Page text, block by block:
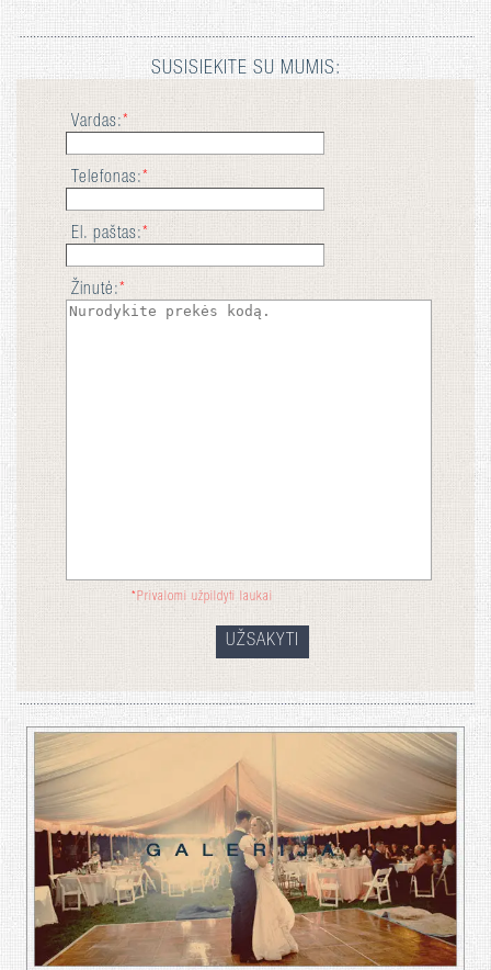
SUSISIEKITE SU MUMIS:
Vardas:*
Telefonas:*
El. paštas:*
Žinutė:*
* Privalomi užpildyti laukai